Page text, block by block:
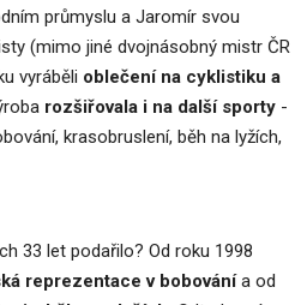
průmyslu a Jaromír svou
(mimo jiné dvojnásobný mistr ČR
vyráběli oblečení na cyklistiku a
rozšiřovala i na další sporty -
krasobruslení, běh na lyžích,
33 let podařilo? Od roku 1998
reprezentace v bobovánía od